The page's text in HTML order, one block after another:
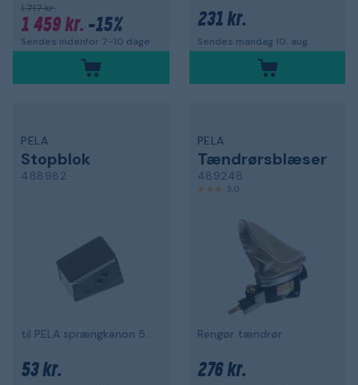
1 717 kr.
1 459 kr. -15%
Sendes indenfor 7-10 dage
231 kr.
Sendes mandag 10. aug.
PELA
Stopblok
488982
til PELA sprængkanon 59289
53 kr.
PELA
Tændrørsblæser
489248
3,0
Rengør tændrør
276 kr.